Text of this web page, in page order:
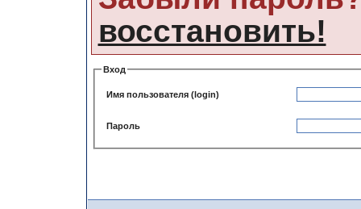
восстановить!
Вход
Имя пользователя (login)
Пароль